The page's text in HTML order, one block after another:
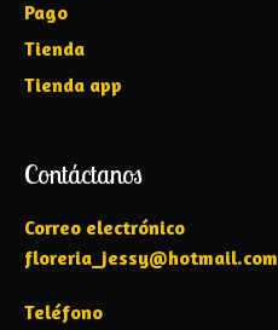
Pago
Tienda
Tienda app
Contáctanos
Correo electrónico
floreria_jessy@hotmail.com
Teléfono